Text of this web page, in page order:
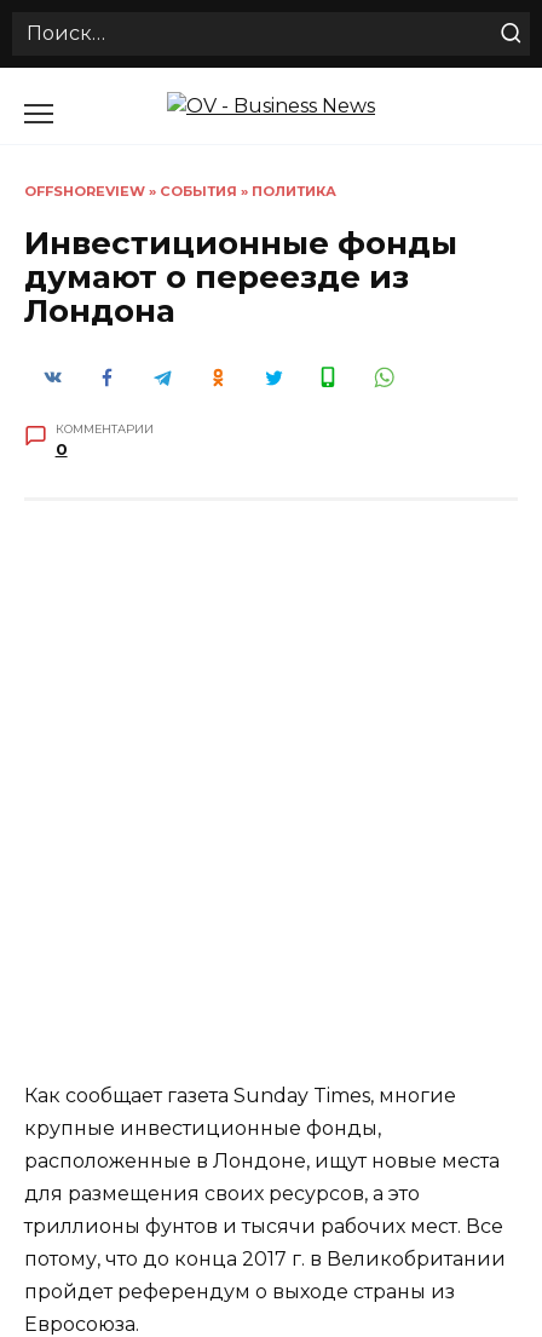
Search
OFFSHOREVIEW » СОБЫТИЯ » ПОЛИТИКА
Инвестиционные фонды
думают о переезде из
Лондона
КОММЕНТАРИИ
0
Как сообщает газета Sunday Times, многие
крупные инвестиционные фонды,
расположенные в Лондоне, ищут новые места
для размещения своих ресурсов, а это
триллионы фунтов и тысячи рабочих мест. Все
потому, что до конца 2017 г. в Великобритании
пройдет референдум о выходе страны из
Евросоюза.